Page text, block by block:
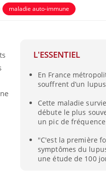
maladie auto-immune
L'ESSENTIEL
En France
souffrent d’un
Cette maladie
débute le plus
un pic de
"C'est la première
symptômes du
une étude de 100
pourquoi le risque de
noyade grimpe-t-il ?
Le Viagra pourrait-il
freiner la
cancer ?
Pourquoi manger
de protéines pourrait